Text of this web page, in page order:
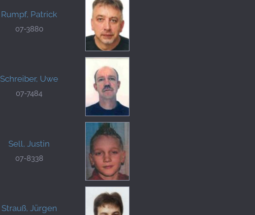
Rumpf, Patrick
07-3880
Schreiber, Uwe
07-7484
Sell, Justin
07-8338
Strauß, Jürgen